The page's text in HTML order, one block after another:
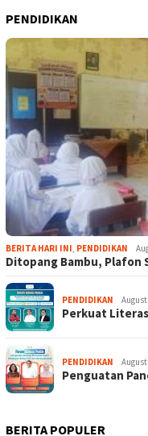
PENDIDIKAN
BERITA HARI INI PENDIDIKAN
Ditopang Bambu, Plafon
PENDIDIKAN August
Perkuat
PENDIDIKAN August
Penguatan
BERITA POPULER